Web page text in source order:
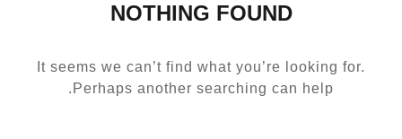
NOTHING FOUND
It seems we can’t find what you’re looking for.
Perhaps another searching can help.